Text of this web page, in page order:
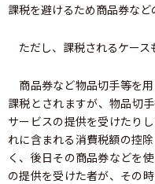
課税を避けるため商品券など
ただし、課税されるケース
商品券など物品切手等を
課税とされますが、物品切
サービスの提供を受けたり
れに含まれる消費税額の控
く、後日その商品券などを
の提供を受けた者が、その